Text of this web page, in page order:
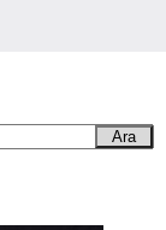
Ara